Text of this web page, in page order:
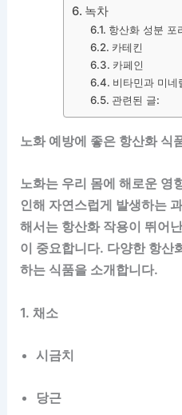
녹차
항산화 성분 포
카테킨
카페인
비타민과 미네
관련된 글:
노화 예방에 좋은 항산화 식
노화는 우리 몸에 해로운 영
인해 자연스럽게 발생하는
해서는 항산화 작용이 뛰어
이 중요합니다. 다양한 항산
하는 식품을 소개합니다.
1. 채소
시금치
당근